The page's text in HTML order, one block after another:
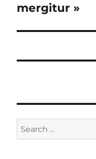
post:
mergitur »
Search
for: